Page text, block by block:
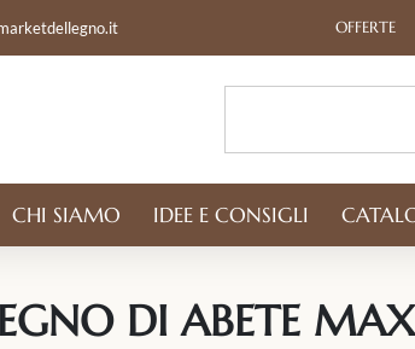
OFFERTE
CHI SIAMO IDEE E CONSIGLI
DI ABETE